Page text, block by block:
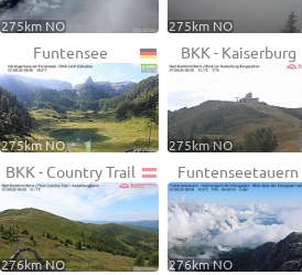
275km NO 275km NO
Funtensee
275km NO
BKK - Kaiserburg
275km NO
BKK - Country Trail
276km NO
Funtenseetauern
276km NO